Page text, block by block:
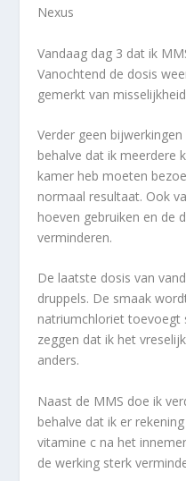
Nexus
Vandaag dag 3 dat ik
Vanochtend de dosis
gemerkt van
Verder geen
behalve dat ik meerdere
kamer heb moeten
normaal resultaat. Ook
hoeven gebruiken en de
verminderen.
De laatste dosis van
druppels. De smaak
natriumchloriet toevoegt
zeggen dat ik het
anders.
Naast de MMS doe ik
behalve dat ik er
vitamine c na het
de werking sterk